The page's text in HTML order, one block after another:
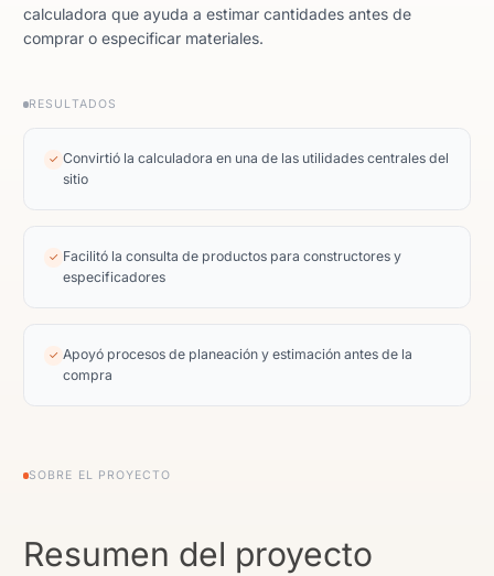
calculadora que ayuda a estimar cantidades antes de
comprar o especificar materiales.
RESULTADOS
✓ Convirtió la calculadora en una de las utilidades centrales del
sitio
✓ Facilitó la consulta de productos para constructores y
especificadores
✓ Apoyó procesos de planeación y estimación antes de la
compra
SOBRE EL PROYECTO
Resumen del proyecto